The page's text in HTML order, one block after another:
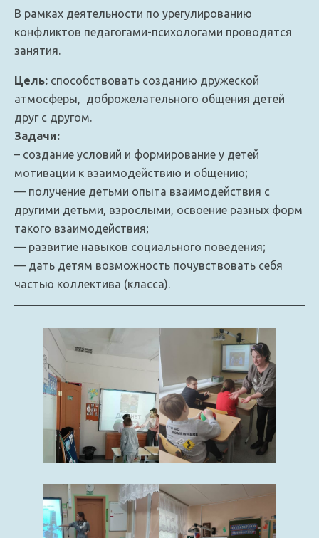
В рамках деятельности по урегулированию
конфликтов педагогами-психологами проводятся
занятия.
Цель: способствовать созданию дружеской
атмосферы, доброжелательного общения детей
друг с другом.
Задачи:
– создание условий и формирование у детей
мотивации к взаимодействию и общению;
— получение детьми опыта взаимодействия с
другими детьми, взрослыми, освоение разных форм
такого взаимодействия;
— развитие навыков социального поведения;
— дать детям возможность почувствовать себя
частью коллектива (класса).